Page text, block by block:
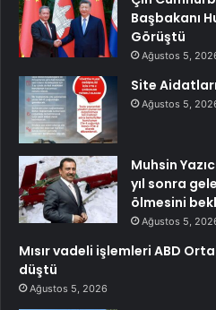
Başbakanı
Görüştü
Ağustos 5,
Site
Ağustos 5,
Muhsin
yıl sonra
ölmesini
Ağustos 5,
Mısır vadeli işlemleri ABD
düştü
Ağustos 5, 2026